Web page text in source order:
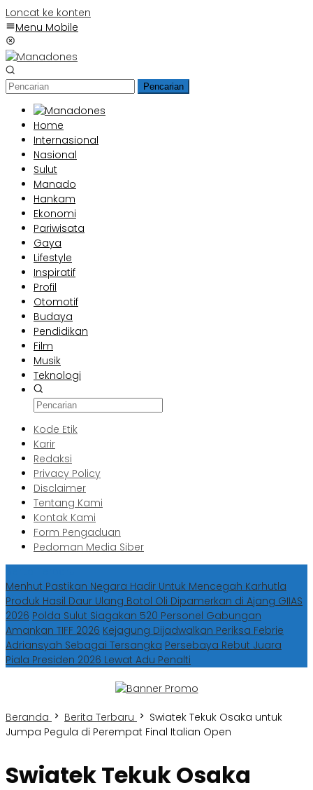
Loncat ke konten
Menu Mobile
Pencarian
Home
Internasional
Nasional
Sulut
Manado
Hankam
Ekonomi
Pariwisata
Gaya
Lifestyle
Inspiratif
Profil
Otomotif
Budaya
Pendidikan
Film
Musik
Teknologi
Kode Etik
Karir
Redaksi
Privacy Policy
Disclaimer
Tentang Kami
Kontak Kami
Form Pengaduan
Pedoman Media Siber
Menhut Pastikan Negara Hadir Untuk Mencegah Karhutla
Produk Hasil Daur Ulang Botol Oli Dipamerkan di Ajang GIIAS
2026 Polda Sulut Siagakan 520 Personel Gabungan
Amankan TIFF 2026 Kejagung Dijadwalkan Periksa Febrie
Adriansyah Sebagai Tersangka Persebaya Rebut Juara
Piala Presiden 2026 Lewat Adu Penalti
Beranda Berita Terbaru
Swiatek Tekuk Osaka untuk
Jumpa Pegula di Perempat Final Italian Open
Swiatek Tekuk Osaka